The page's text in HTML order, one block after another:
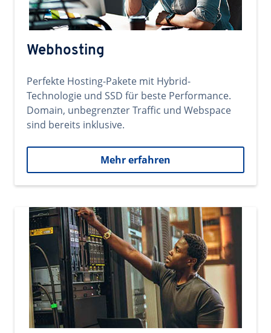
Webhosting
Perfekte Hosting-Pakete mit Hybrid-
Technologie und SSD für beste Performance.
Domain, unbegrenzter Traffic und Webspace
sind bereits inklusive.
Mehr erfahren